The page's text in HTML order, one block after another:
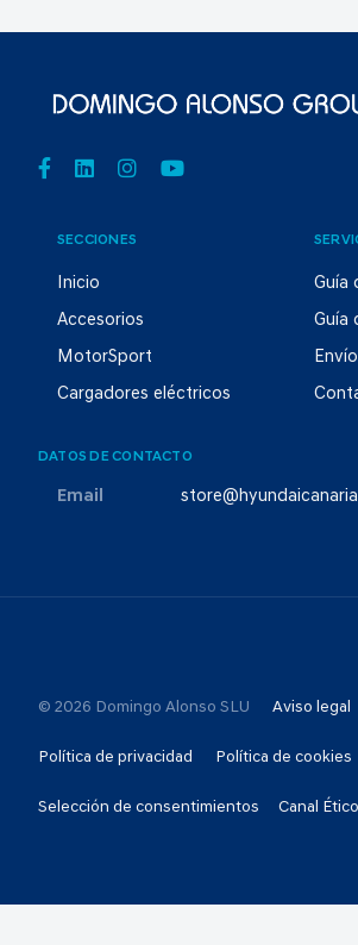
SECCIONES
Inicio
Accesorios
MotorSport
Cargadores eléctricos
Guía
Guía
DATOS DE CONTACTO
Email
© 2026 Domingo Alonso SLU Aviso legal
Política de privacidad Política de cookies
Selección de consentimientos Canal Ético